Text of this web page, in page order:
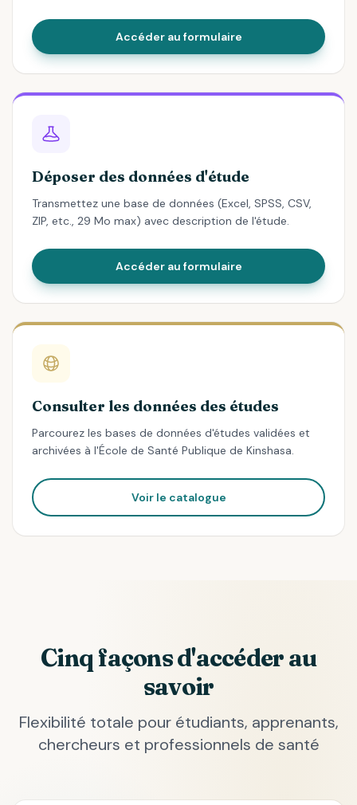
Accéder au formulaire
Déposer des données d'étude
Transmettez une base de données (Excel, SPSS, CSV,
ZIP, etc., 29 Mo max) avec description de l'étude.
Accéder au formulaire
Consulter les données des études
Parcourez les bases de données d'études validées et
archivées à l'École de Santé Publique de Kinshasa.
Voir le catalogue
Cinq façons d'accéder au
savoir
Flexibilité totale pour étudiants, apprenants,
chercheurs et professionnels de santé